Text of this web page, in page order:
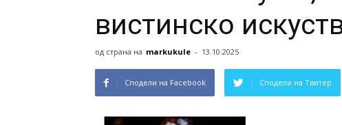
вистинско
од страна на markukule - 13.10.2025
Сподели на Facebook Сподели на Твитер